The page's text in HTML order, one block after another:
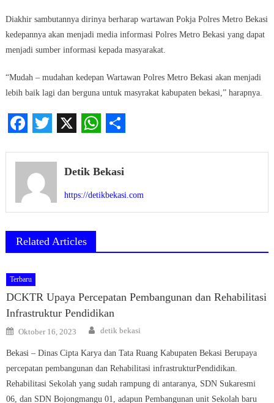
Diakhir sambutannya dirinya berharap wartawan Pokja Polres Metro Bekasi
kedepannya akan menjadi media informasi Polres Metro Bekasi yang dapat
menjadi sumber informasi kepada masyarakat.
“Mudah – mudahan kedepan Wartawan Polres Metro Bekasi akan menjadi
lebih baik lagi dan berguna untuk masyrakat kabupaten bekasi,” harapnya.
Detik Bekasi
https://detikbekasi.com
Related Articles
Terbaru
DCKTR Upaya Percepatan Pembangunan dan Rehabilitasi
Infrastruktur Pendidikan
Posted
on
Oktober 16, 2023 Author
detik bekasi
Bekasi – Dinas Cipta Karya dan Tata Ruang Kabupaten Bekasi Berupaya
percepatan pembangunan dan Rehabilitasi infrastrukturPendidikan.
Rehabilitasi Sekolah yang sudah rampung di antaranya, SDN Sukaresmi
06, dan SDN Bojongmangu 01, adapun Pembangunan unit Sekolah baru